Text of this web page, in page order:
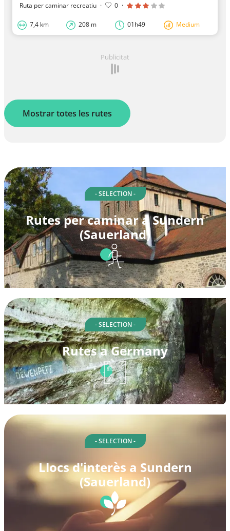
Ruta per caminar recreatiu · 0 ·
7,4 km 208 m 01h49 Medium
Publicitat
Mostrar totes les rutes
- SELECTION -
Rutes per caminar a Sundern
(Sauerland)
- SELECTION -
Rutes a Germany
- SELECTION -
Llocs d'interès a Sundern
(Sauerland)